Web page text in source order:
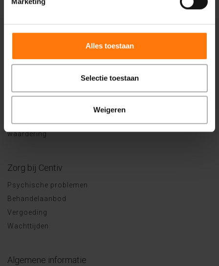
Alles toestaan
Selectie toestaan
Weigeren
waardering
Zorg bij Centiv
Psychische problemen
Behandelaanbod
Vergoeding
Wachttijden
Algemene informatie